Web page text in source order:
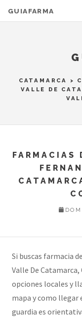
GUIAFARMA
CATAMARCA >
VALLE DE
FARMACIAS
Si buscas farmacia
Valle De
opciones locales y
mapa y como llegar
guardia es